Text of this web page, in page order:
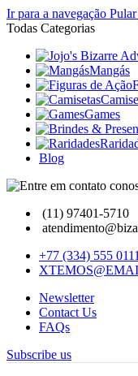
Ir para a navegação
Todas Categorias
Mangás
Games
Blog
(11) 97401-5710
+77 (334) 555 0111
Newsletter
Contact Us
FAQs
Subscribe us